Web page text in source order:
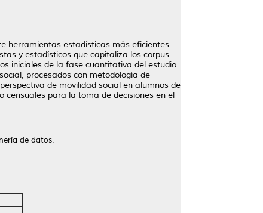
herramientas estadísticas más eficientes
y estadísticos que capitaliza los corpus
iniciales de la fase cuantitativa del estudio
procesados con metodología de
de movilidad social en alumnos de
censuales para la toma de decisiones en el
de datos.